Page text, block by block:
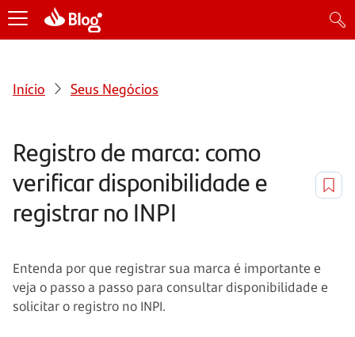
Início Seus Negócios
Registro de marca: como
verificar disponibilidade e
registrar no INPI
Entenda por que registrar sua marca é importante e
veja o passo a passo para consultar disponibilidade e
solicitar o registro no INPI.